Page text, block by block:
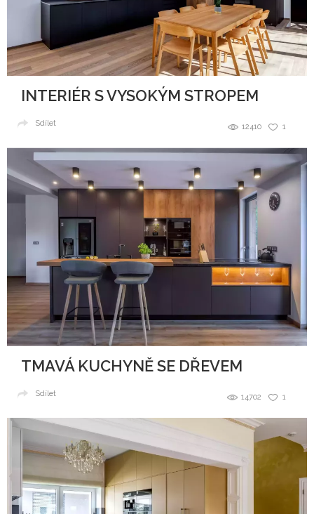
INTERIÉR S VYSOKÝM STROPEM
1
12410
Sdílet
TMAVÁ KUCHYNĚ SE DŘEVEM
1
14702
Sdílet